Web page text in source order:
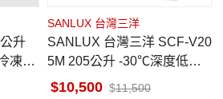
升
凍冷
急
SANLUX 台灣三洋
SANLUX 台灣三洋 SCF-V20
5M 205公升 -30℃深度低溫
變頻直冷 上掀 臥式冷凍櫃
10,500 11,500